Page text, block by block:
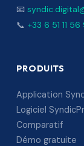
📧
📞 +33 6 51 11
PRODUITS
Application
Logiciel
Comparatif
Démo gratuite